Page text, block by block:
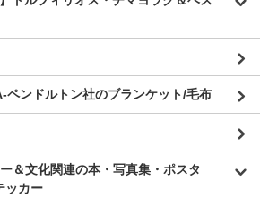
ペンドルトン社のブランケット/毛布
＆文化関連の本・写真集・ポスタ
ッカー